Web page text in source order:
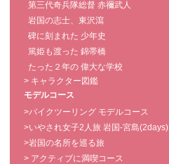
第三代奇兵隊総督 赤禰武人
岩国の志士、東沢瀉
碑に刻まれた 少年史
篤姫も渡った 錦帯橋
たった２年の 偉大な学校
> キャラクター図鑑
モデルコース
>バイクツーリング モデルコース
>いやされ女子2人旅 岩国-宮島(2days)
>岩国の名所を巡る旅
> アクティブに満喫コース